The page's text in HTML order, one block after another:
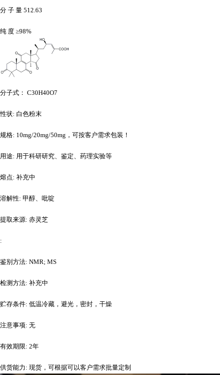
分 子 量 512.63
纯 度 ≥98%
分子式： C30H40O7
性状: 白色粉末
规格: 10mg/20mg/50mg，可按客户需求包装！
用途: 用于科研研究、鉴定、药理实验等
熔点: 补充中
溶解性: 甲醇、吡啶
提取来源: 赤灵芝
:
鉴别方法: NMR; MS
检测方法: 补充中
贮存条件: 低温冷藏，避光，密封，干燥
注意事项: 无
有效期限: 2年
供货能力 : 现货，可根据可以客户需求批量定制